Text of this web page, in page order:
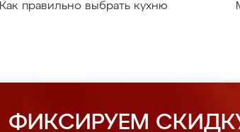
Как правильно выбрать кухню
ФИКСИРУЕМ